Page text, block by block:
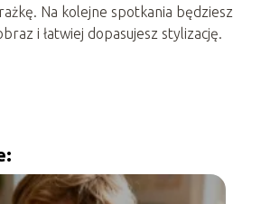
Na kolejne spotkania będziesz
i łatwiej dopasujesz stylizację.